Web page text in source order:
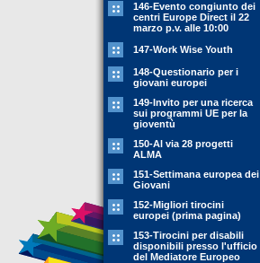
146-Evento congiunto dei
centri Europe Direct il 22
marzo p.v. alle 10:00
147-Work Wise Youth
148-Questionario per i
giovani europei
149-Invito per una ricerca
sui programmi UE per la
gioventù
150-Al via 28 progetti
ALMA
151-Settimana europea dei
Giovani
152-Migliori tirocini
europei (prima pagina)
153-Tirocini per disabili
disponibili presso l'ufficio
del Mediatore Europeo